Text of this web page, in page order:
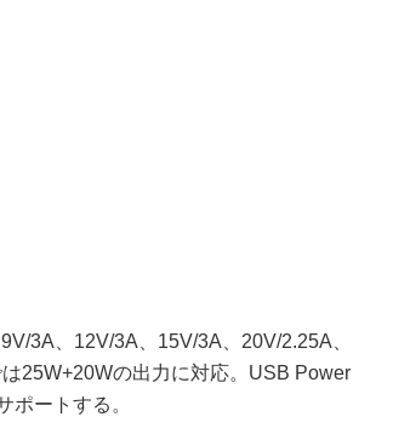
3A、12V/3A、15V/3A、20V/2.25A、
25W+20Wの出力に対応。USB Power
ポートする。